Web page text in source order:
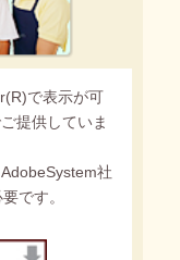
で表示が可
提供していま
社
です。